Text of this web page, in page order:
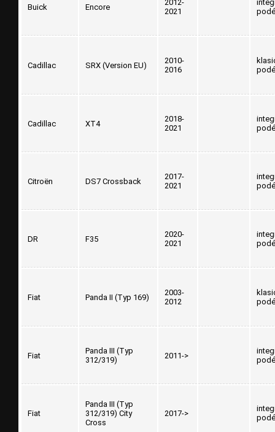
Buick Encore
2012-
2021
Cadillac SRX (Version EU)
2010-
2016
Cadillac XT4
2018-
2021
Citroën DS7 Crossback
2017-
2021
DR F35
2020-
2021
Fiat Panda II (Typ 169)
2003-
2012
Fiat
Panda III (Typ
312/319)
2011->
Fiat
Panda III (Typ
312/319) City
Cross
2017->